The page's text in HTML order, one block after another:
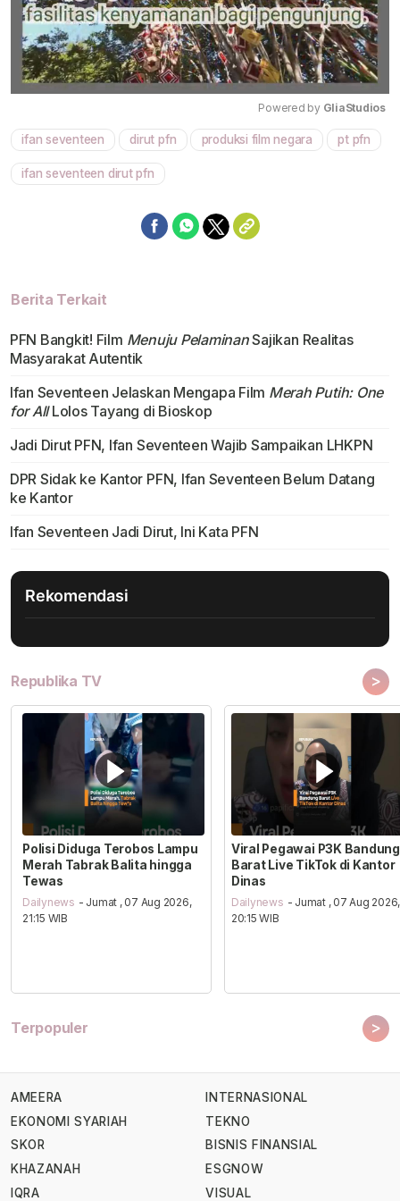
Mute
Powered by GliaStudios
ifan seventeen dirut pfn produksi film negara pt pfn
ifan seventeen dirut pfn
Berita Terkait
PFN Bangkit! Film Menuju PelaminanSajikan Realitas
Masyarakat Autentik
Ifan Seventeen Jelaskan Mengapa Film Merah Putih: One
for AllLolos Tayang di Bioskop
Jadi Dirut PFN, Ifan Seventeen Wajib Sampaikan LHKPN
DPR Sidak ke Kantor PFN, Ifan Seventeen Belum Datang
ke Kantor
Ifan Seventeen Jadi Dirut, Ini Kata PFN
Rekomendasi
Republika TV >
Polisi Diduga Terobos Lampu
Merah Tabrak Balita hingga
Tewas
Dailynews - Jumat , 07 Aug 2026,
21:15 WIB
Viral Pegawai P3K Bandung
Barat Live TikTok di Kantor
Dinas
Dailynews - Jumat , 07 Aug 2026,
20:15 WIB
Terpopuler >
AMEERA
EKONOMI SYARIAH
SKOR
KHAZANAH
IQRA
INTERNASIONAL
TEKNO
BISNIS FINANSIAL
ESGNOW
VISUAL